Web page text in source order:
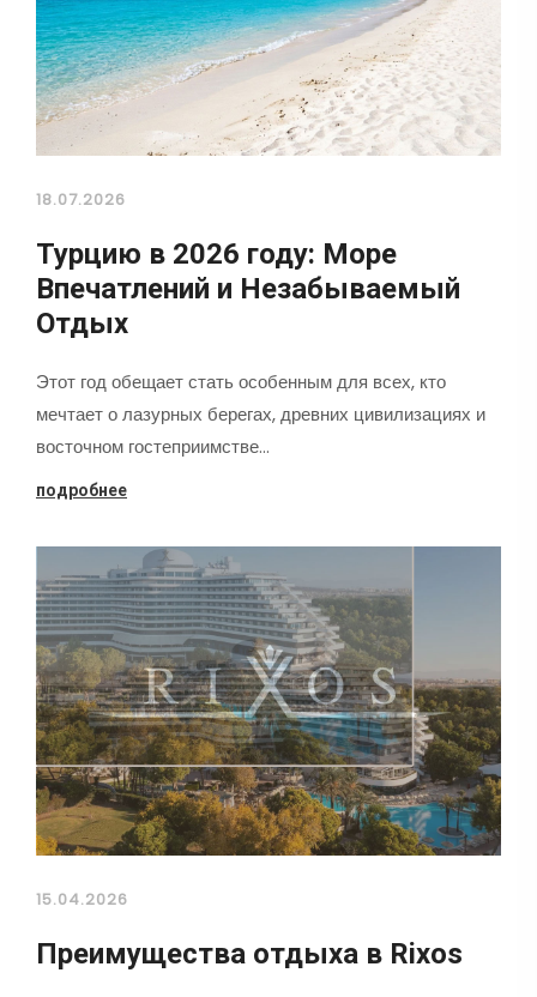
18.07.2026
Турцию в 2026 году: Море
Впечатлений и Незабываемый
Отдых
Этот год обещает стать особенным для всех, кто
мечтает о лазурных берегах, древних цивилизациях и
восточном гостеприимстве…
подробнее
15.04.2026
Преимущества отдыха в Rixos